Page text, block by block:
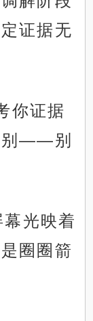
证据无
你证据
别——别
光映着
圈圈箭